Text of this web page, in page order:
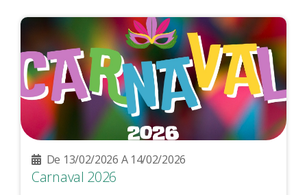
De 13/02/2026 A 14/02/2026
Carnaval 2026